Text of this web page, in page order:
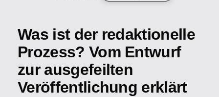
Was ist der redaktionelle
Prozess? Vom Entwurf
zur ausgefeilten
Veröffentlichung erklärt